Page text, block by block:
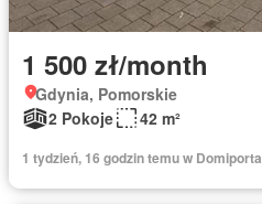
1 500 zł/month
Gdynia, Pomorskie
2 Pokoje
42 m²
1 tydzień, 16 godzin temu w Domiporta